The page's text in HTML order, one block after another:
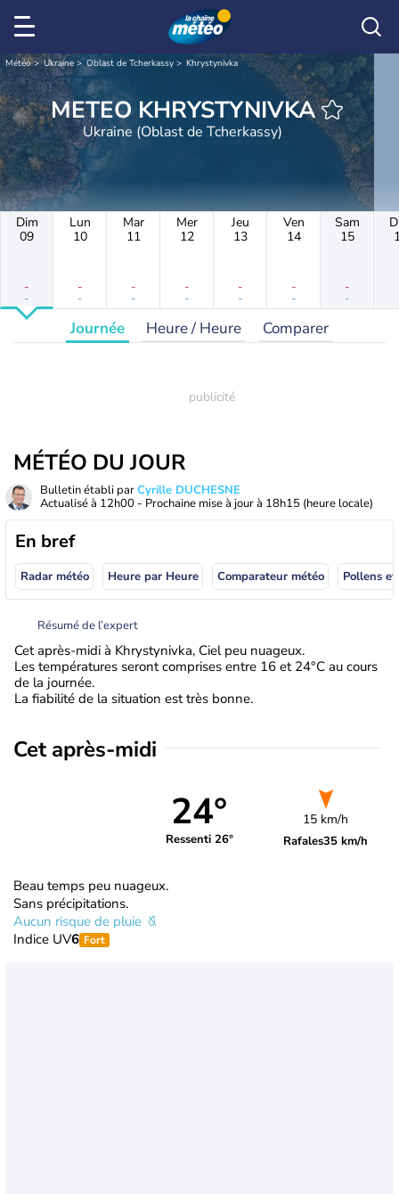
Météo Ukraine Oblast de Tcherkassy Khrystynivka
METEO KHRYSTYNIVKA
Ukraine (Oblast de Tcherkassy)
Dim
09
-
-
Lun
10
-
-
Mar
11
-
-
Mer
12
-
-
Jeu
13
-
-
Ven
14
-
-
Sam
15
-
-
Journée Heure / Heure Comparer
MÉTÉO DU JOUR
Bulletin établi parCyrille DUCHESNE
Actualisé à 12h00 - Prochaine mise à jour à 18h15 (heure locale)
En bref
Radar météo Heure par Heure Comparateur météo Pollens
Résumé de l’expert
Cet après-midi à Khrystynivka, Ciel peu nuageux.
Les températures seront comprises entre 16 et 24°C au cours
de la journée.
La fiabilité de la situation est très bonne.
Cet après-midi
24°
Ressenti 26°
15 km/h
Rafales35 km/h
Beau temps peu nuageux.
Sans précipitations.
Aucun risque de pluie
Indice UV6 Fort